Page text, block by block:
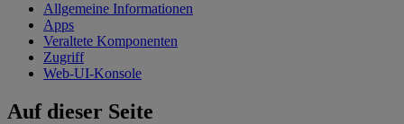
Allgemeine Informationen
Apps
Veraltete Komponenten
Zugriff
Web-UI-Konsole
Auf dieser Seite